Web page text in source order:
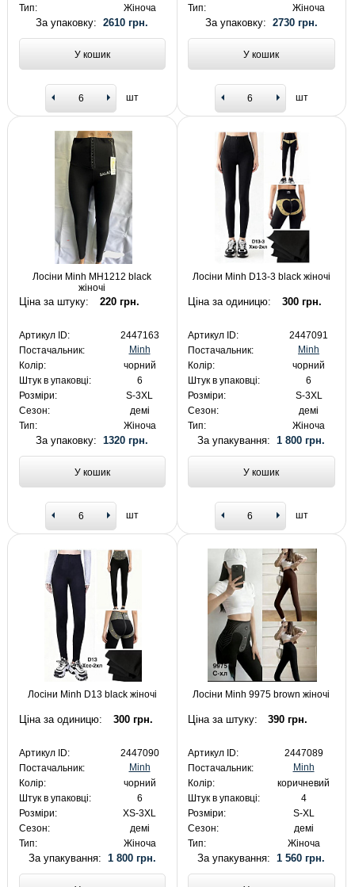
Тип:
Жіноча
За упаковку:2610 грн.
У кошик
шт
Тип:
Жіноча
За упаковку: 2730 грн.
У кошик
шт
Лосіни Minh MH1212 black
жіночі
Ціна за штуку: 220 грн.
Артикул ID:
2447163
Постачальник:
Minh
Колір:
чорний
Штук в упаковці:
6
Розміри:
S-3XL
Сезон:
демі
Тип:
Жіноча
За упаковку:1320 грн.
У кошик
шт
Лосіни Minh D13-3 black жіночі
Ціна за одиницю: 300 грн.
Артикул ID:
2447091
Постачальник:
Minh
Колір:
чорний
Штук в упаковці:
6
Розміри:
S-3XL
Сезон:
демі
Тип:
Жіноча
За упакування:1 800 грн.
У кошик
шт
Лосіни Minh D13 black жіночі
Ціна за одиницю: 300 грн.
Артикул ID:
2447090
Постачальник:
Minh
Колір:
чорний
Штук в упаковці:
6
Розміри:
XS-3XL
Сезон:
демі
Тип:
Жіноча
За упакування: 1 800 грн.
Лосіни Minh 9975 brown жіночі
Ціна за штуку: 390 грн.
Артикул ID:
2447089
Постачальник:
Minh
Колір:
коричневий
Штук в упаковці:
4
Розміри:
S-XL
Сезон:
демі
Тип:
Жіноча
За упакування:1 560 грн.